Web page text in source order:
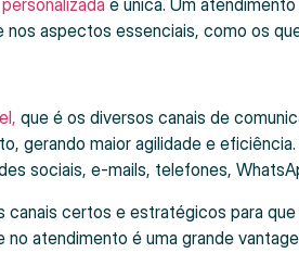
aspectos essenciais, como os
que é os diversos canais de
gerando maior agilidade e
sociais, e-mails, telefones,
canais certos e estratégicos para
atendimento é uma grande